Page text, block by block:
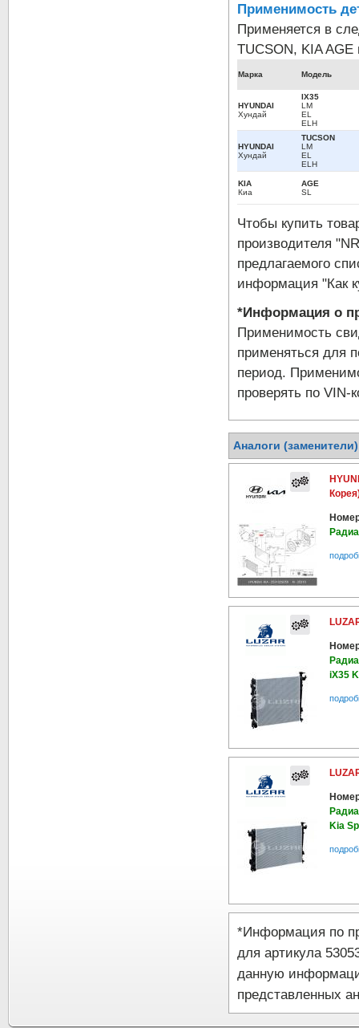
Применимость
Применяется в
TUCSON, KIA
Марка Модель
HYUNDAI
Хундай
IX35
LM
EL
ELH
HYUNDAI
Хундай
TUCSON
LM
EL
ELH
KIA
Киа
AGE
SL
Чтобы купить
производителя
предлагаемого
информация "Как
*Информация о
Применимость
применяться для
период.
проверять по VIN-
Аналоги
iX35
Kia
*Информация по
для артикула
данную
представленных